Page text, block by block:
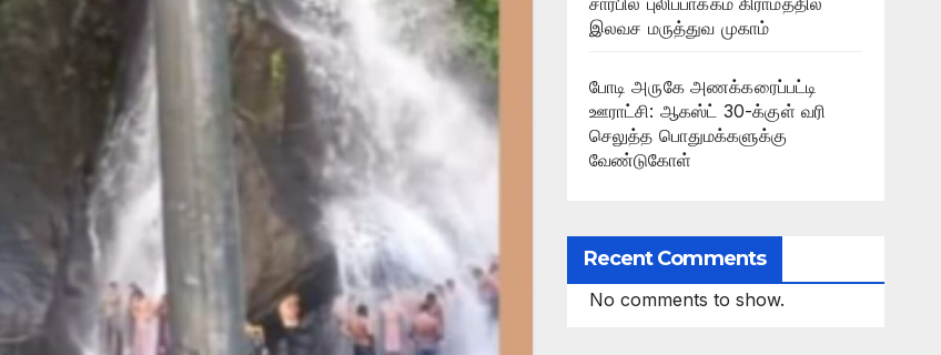
இலவச மருத்துவ முகாம்
போடி அருகே அணக்கரைப்பட்டி
ஊராட்சி: ஆகஸ்ட் 30-க்குள் வரி
செலுத்த பொதுமக்களுக்கு
வேண்டுகோள்
Recent Comments
No comments to show.